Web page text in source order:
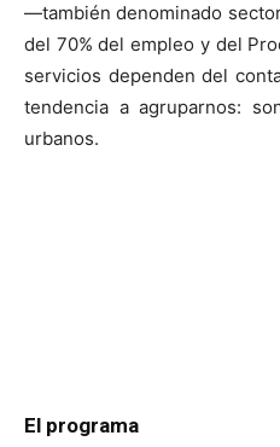
—también denominado
del 70% del empleo y del
servicios dependen del
tendencia a agruparnos:
urbanos.
El programa